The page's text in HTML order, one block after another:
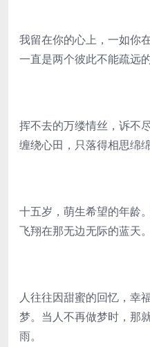
我留在你的心上，一如你
一直是两个彼此不能疏远的
挥不去的万缕情丝，诉不
缠绕心田，只落得相思绵绵
十五岁，萌生希望的年龄
飞翔在那无边无际的蓝天。
人往往因甜蜜的回忆，幸
梦。当人不再做梦时，那
雨。